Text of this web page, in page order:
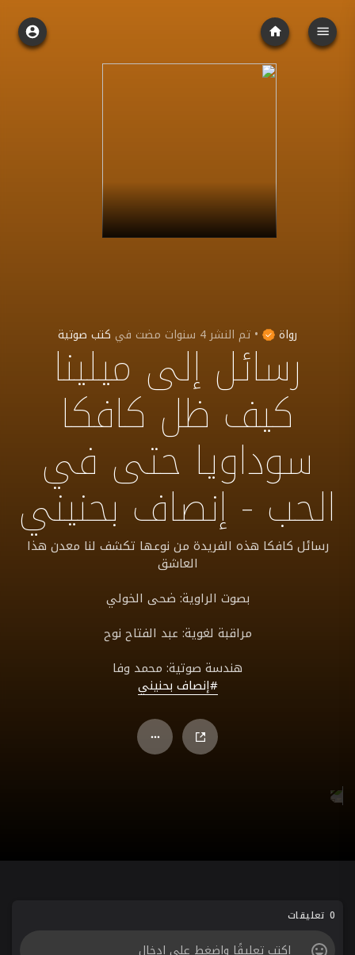
رواة • تم النشر4 سنوات مضت في كتب صوتية
رسائل إلى ميلينا
كيف ظل كافكا
سوداويا حتى في
الحب - إنصاف بحنيني
رسائل كافكا هذه الفريدة من نوعها تكشف لنا معدن هذا
العاشق
بصوت الراوية: ضحى الخولي
مراقبة لغوية: عبد الفتاح نوح
هندسة صوتية: محمد وفا
#إنصاف بحنيني
0 تعليقات